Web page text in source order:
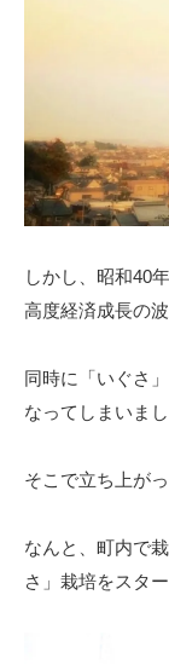
しかし、昭和40年
高度経済成長の
同時に「いぐさ
なってしまいまし
そこで立ち上が
なんと、町内で
さ」栽培をスタ